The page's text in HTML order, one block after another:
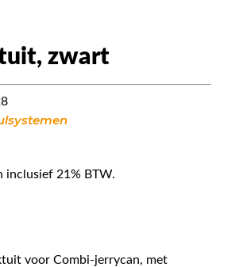
zwart
inclusief 21% BTW.
voor Combi-jerrycan, met